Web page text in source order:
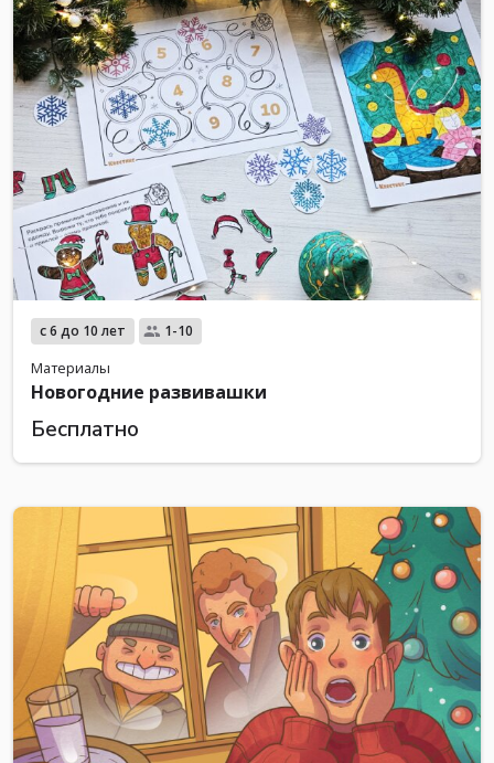
с 6 до 10 лет 1-10
Материалы
Новогодние развивашки
Бесплатно